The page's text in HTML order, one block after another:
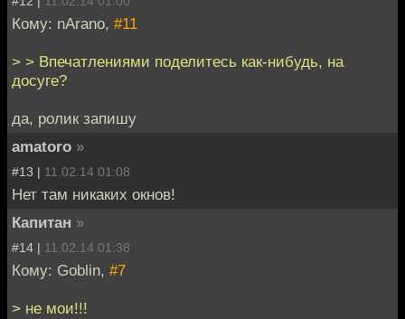
Кому: nArano, #11
> > Впечатлениями поделитесь как-нибудь, на
досуге?
да, ролик запишу
amatoro »
#13 | 11.02.14 01:08
Нет там никаких окнов!
Капитан »
#14 | 11.02.14 01:38
Кому: Goblin, #7
> не мои!!!